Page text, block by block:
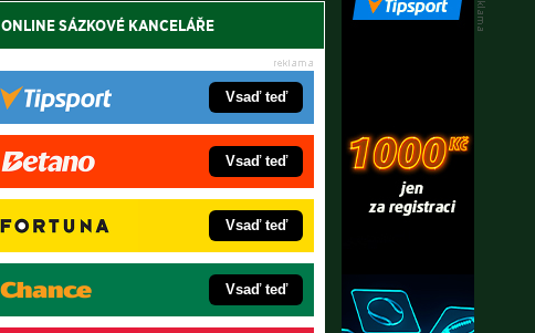
ONLINE SÁZKOVÉ KANCELÁŘE
Vsaď teď
Vsaď teď
Vsaď teď
Vsaď teď